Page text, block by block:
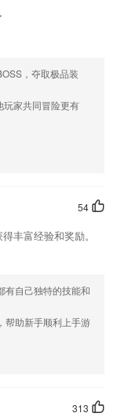
息分享给大家。
经典、古词，都是
子自主学习。
读天数、阅读进度、
，夺取极品装
玩家共同冒险更有
54
丰富经验和奖励。
有自己独特的技能和
帮助新手顺利上手游
313